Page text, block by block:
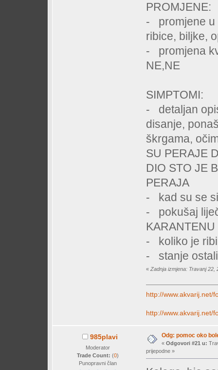
PROMJENE:
- promjene u
ribice, biljke,
- promjena
NE,NE
SIMPTOMI:
- detaljan
disanje,
škrgama,
SU PERAJE
DIO STO JE
PERAJA
- kad su se
- pokušaj
KARANTENU
- koliko je
- stanje
« Zadnja izmjena: Travanj 22,
http://www.akvarij.net/
http://www.akvarij.net/
985plavi
Moderator
Trade Count: (0)
Punopravni član
Odg: pomoc oko
« Odgovori #21 u:
prijepodne »